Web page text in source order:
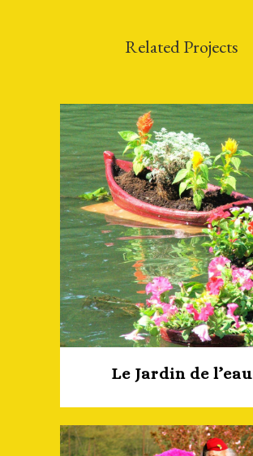
Related Projects
Le Jardin de l’eau